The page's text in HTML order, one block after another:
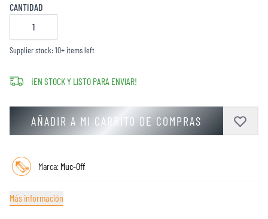
CANTIDAD
Supplier stock: 10+ items left
¡EN STOCK Y LISTO PARA ENVIAR!
AÑADIR A MI CARRITO DE COMPRAS
Marca: Muc-Off
Más información